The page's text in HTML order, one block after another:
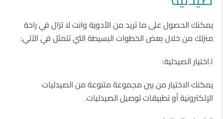
يمكنك الحصول على ما تريد من الأدوية وانت لا تزال في راحة
منزلك من خلال بعض الخطوات البسيطة التي تتمثل في الآتي:
١.اختيار الصيدلية:
يمكنك الاختيار من بين مجموعة متنوعة من الصيدليات
الإلكترونية أو تطبيقات توصيل الصيدليات.